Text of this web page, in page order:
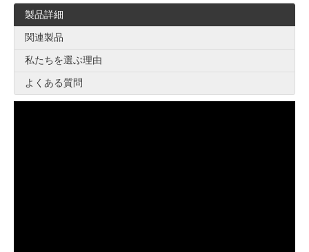
製品詳細
関連製品
私たちを選ぶ理由
よくある質問